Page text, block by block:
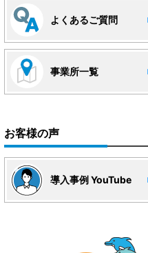
よくあるご質問
事業所一覧
お客様の声
導入事例 YouTube